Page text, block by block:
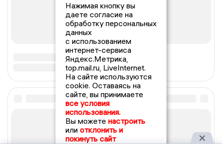
Нажимая кнопку вы
даете согласие на
обработку персональных
данных
с использованием
интернет-сервиса
Яндекс.Метрика,
top.mail.ru, LiveInternet.
На сайте используются
cookie. Оставаясь на
сайте, вы принимаете
все условия
использования.
Вы можете настроить
или отклонить и
покинуть сайт